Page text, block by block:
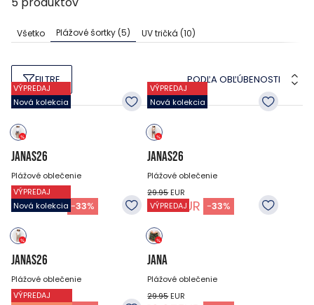
Všetko Plážové šortky(5) UV tričká (10)
FILTRE PODĽA OBĽÚBENOSTI
VÝPREDAJ
Nová kolekcia
JANAS26
Plážové oblečenie
29.95EUR
19.95EUR -33%
VÝPREDAJ
Nová kolekcia
JANAS26
Plážové oblečenie
29.95EUR
19.95EUR -33%
VÝPREDAJ
Nová kolekcia
JANAS26
Plážové oblečenie
29.95EUR
VÝPREDAJ
JANA
Plážové oblečenie
29.95EUR
VÝPREDAJ